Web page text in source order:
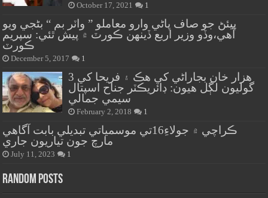
October 17, 2021 1
پيئڻ جو صاف پاڻي وارو معاملو ” واٽر بم “ بڻجي ويو
آهي،وڏو وزير اربع ڏينهن ڪورٽ ۾ پيش ٿئي: سپريم
ڪورٽ
December 5, 2017 1
هزار خان بجاراڻي کي هڪ ۽ فريحا کي 3
گوليون لڳل هيون: ڊائريڪٽر جناح اسپتال
سيمي جمالي
February 2, 2018 1
ڪراچي ۾ جولاءِ16تي موسمياتي تبديلي بابت آگاهي
مارچ جون تياريون جاري
July 11, 2023 1
Random Posts